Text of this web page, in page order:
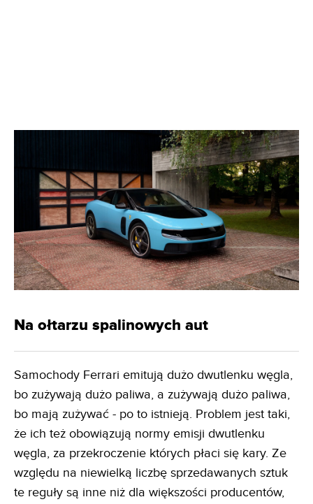
Na ołtarzu spalinowych aut
Samochody Ferrari emitują dużo dwutlenku węgla,
bo zużywają dużo paliwa, a zużywają dużo paliwa,
bo mają zużywać - po to istnieją. Problem jest taki,
że ich też obowiązują normy emisji dwutlenku
węgla, za przekroczenie których płaci się kary. Ze
względu na niewielką liczbę sprzedawanych sztuk
te reguły są inne niż dla większości producentów,